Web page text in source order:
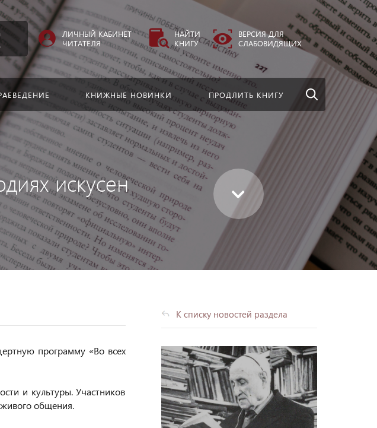
Искать:везде
ЛИЧНЫЙ КАБИНЕТ
ЧИТАТЕЛЯ
НАЙТИ
КНИГУ
ВЕРСИЯ ДЛЯ
СЛАБОВИДЯЩИХ
КНИЖНЫЕ НОВИНКИ ПРОДЛИТЬ КНИГУ
искусен
К списку новостей раздела
программу «Во всех
и культуры. Участников
общения.